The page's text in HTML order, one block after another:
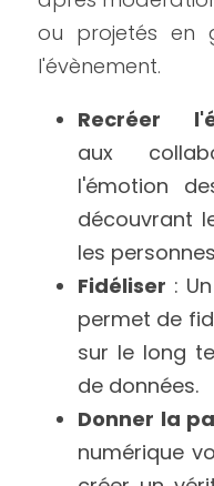
ou projetés en
l'évènement.
Recréer
aux
l'émotion
découvrant
les
Fidéliser :
permet de
sur le long
de données.
Donner la
numérique